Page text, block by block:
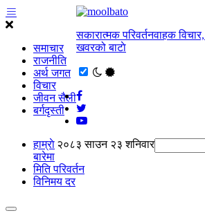
समाचार
राजनीति
अर्थ जगत
विचार
जीवन सैली
बर्गदृस्ती
सकारात्मक परिवर्तनवाहक
खवरको बाटाे
२०८३ साउन २३ शनिवार
हाम्राे
बारेमा
मिति परिवर्तन
विनिमय दर